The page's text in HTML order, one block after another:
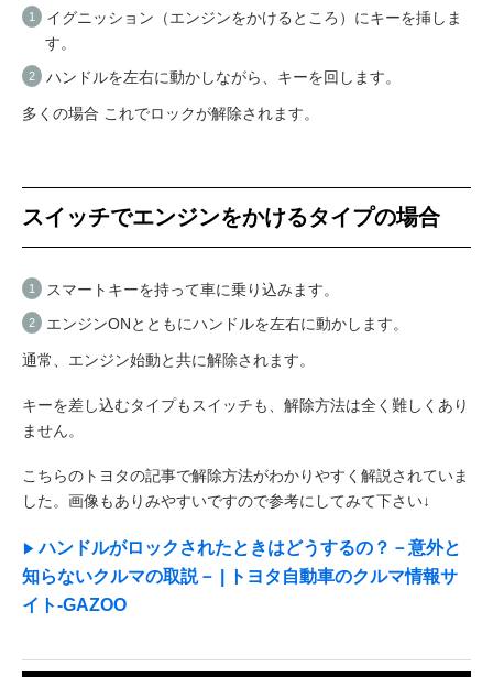
イグニッション（エンジンをかけるところ）にキーを挿しま
す。
ハンドルを左右に動かしながら、キーを回します。
多くの場合 これでロックが解除されます。
スイッチでエンジンをかけるタイプの場合
スマートキーを持って車に乗り込みます。
エンジンONとともにハンドルを左右に動かします。
通常、エンジン始動と共に解除されます。
キーを差し込むタイプもスイッチも、解除方法は全く難しくあり
ません。
こちらのトヨタの記事で解除方法がわかりやすく解説されていま
した。画像もありみやすいですので参考にしてみて下さい↓
ハンドルがロックされたときはどうするの？－意外と
知らないクルマの取説－ | トヨタ自動車のクルマ情報サ
イト‐GAZOO